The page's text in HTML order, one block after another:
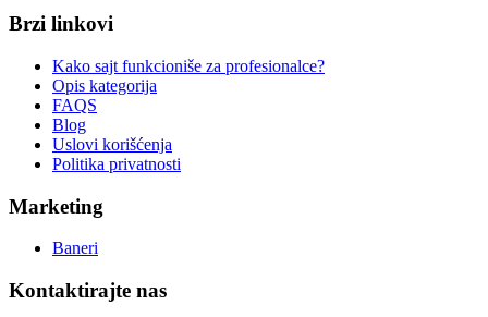
Brzi linkovi
Kako sajt funkcioniše za profesionalce?
Opis kategorija
FAQS
Blog
Uslovi korišćenja
Politika privatnosti
Marketing
Baneri
Kontaktirajte nas